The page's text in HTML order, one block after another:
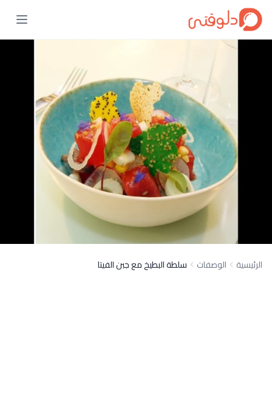
الرئيسية الوصفات سلطة البطيخ مع جبن الفيتا